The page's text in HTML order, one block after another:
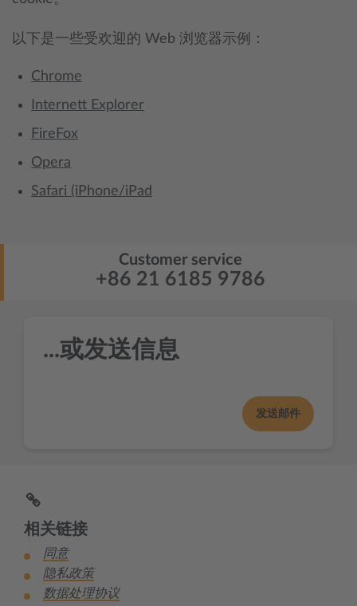
以下是一些受欢迎的 Web 浏览器示例：
Chrome
Internett Explorer
FireFox
Opera
Safari (iPhone/iPad
Customer service
+86 21 6185 9786
...或发送信息
发送邮件
相关链接
同意
隐私政策
数据处理协议